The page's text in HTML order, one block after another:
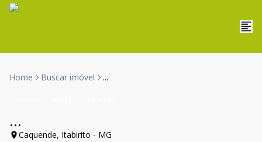
Home Buscar imóvel ...
...
Caquende, Itabirito - MG